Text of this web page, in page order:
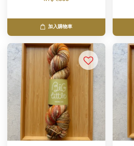
加入購物車